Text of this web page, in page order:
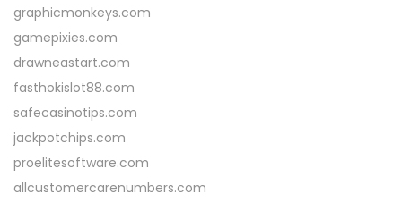
graphicmonkeys.com
gamepixies.com
drawneastart.com
fasthokislot88.com
safecasinotips.com
jackpotchips.com
proelitesoftware.com
allcustomercarenumbers.com